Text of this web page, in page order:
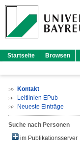
Startseite Browsen
Kontakt
Leitlinien EPub
Neueste Einträge
Suche nach Personen
im Publikationsserver